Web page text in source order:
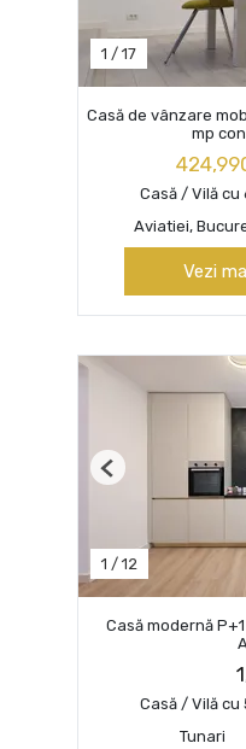
1 / 17
Casă de vânzare
mp
Casă / Vilă
Aviatiei,
Vezi
1 / 12
Previous
Casă modernă
Casă / Vilă
Tunari